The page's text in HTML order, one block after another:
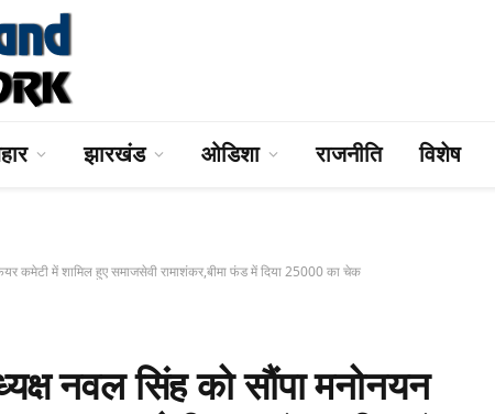
झारखंड ओडिशा राजनीति विशेष
कमेटी में शामिल हुए समाजसेवी रामाशंकर,बीमा फंड में दिया 25000 का चेक
नवल सिंह को सौंपा मनोनयन